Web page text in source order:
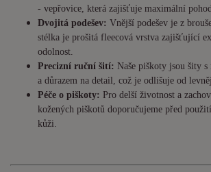
- vepřovice, která zajišťuje maximální
Dvojitá podešev: Vnější podešev je z
stélka je prošitá fleecová vrstva zajišťující
odolnost.
Precizní ruční šití: Naše piškoty jsou šity
a důrazem na detail, což je odlišuje od
Péče o piškoty: Pro delší životnost a
kožených piškotů doporučujeme před
kůži.